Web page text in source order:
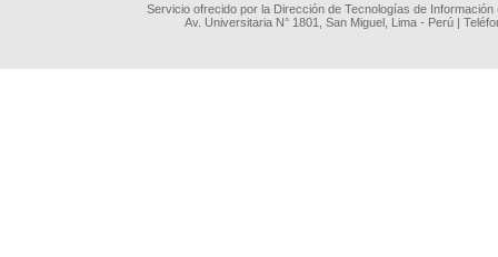
Servicio ofrecido por la Dirección de Tecnologías de
Av. Universitaria N° 1801, San Miguel, Lima - Perú |